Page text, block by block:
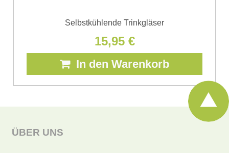
Selbstkühlende Trinkgläser
15,95 €
In den Warenkorb
ÜBER UNS